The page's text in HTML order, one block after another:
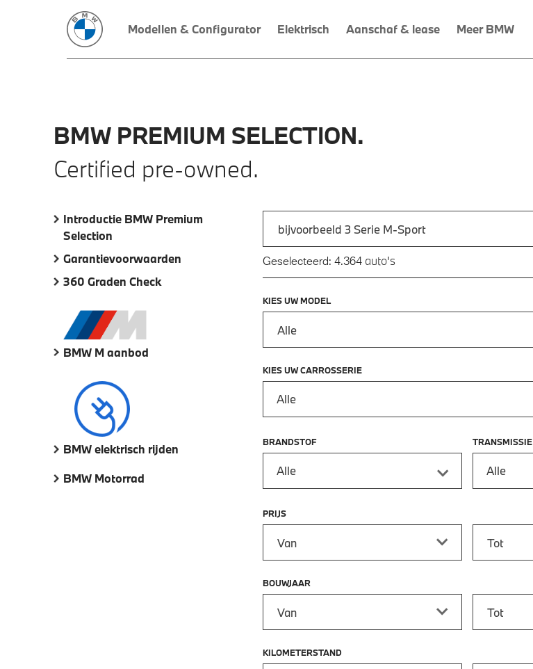
Modellen & Configurator Elektrisch Aanschaf & lease Meer BMW
BMW PREMIUM SELECTION.
Certified pre-owned.
Introductie BMW Premium
Selection
Garantievoorwaarden
360 Graden Check
BMW M aanbod
BMW elektrisch rijden
BMW Motorrad
Typ een automodel in en druk op enter om te zoeken
Geselecteerd: 4.364 auto's
KIES UW MODEL
KIES UW CARROSSERIE
Alle
BRANDSTOF
Alle
TRANSMISSIE
Alle
PRIJS
BOUWJAAR
KILOMETERSTAND